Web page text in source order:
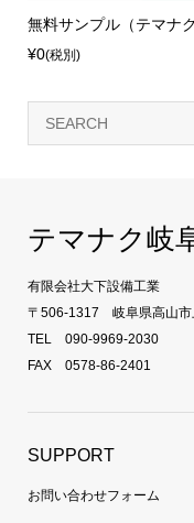
無料サンプル（テマナ
¥0(税別)
テマナク岐
有限会社大下設備工業
〒506-1317 岐阜県高山市
TEL 090-9969-2030
FAX 0578-86-2401
SUPPORT
お問い合わせフォーム